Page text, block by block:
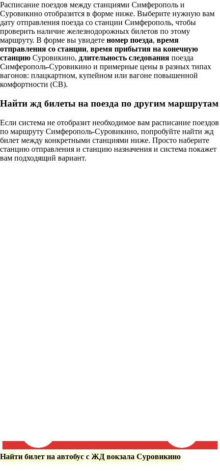
Расписание поездов между станциями Симферополь и
Суровикино отобразится в форме ниже. Выберите нужную вам
дату отправления поезда со станции Симферополь, чтобы
проверить наличие железнодорожных билетов по этому
маршруту. В форме вы увидете номер поезда, время
отправления со станции, время прибытия на конечную
станцию Суровикино, длительность следования поезда
Симферополь-Суровикино и примерные цены в разных типах
вагонов: плацкартном, купейном или вагоне повышенной
комфортности (СВ).
Найти жд билеты на поезда по другим маршрутам
Если система не отобразит необходимое вам расписание поездов
по маршруту Симферополь-Суровикино, попробуйте найти жд
билет между конкретными станциями ниже. Просто наберите
станцию отправления и станцию назначения и система покажет
вам подходящий вариант.
Найти билет на автобус с ЖД вокзала Суровикино